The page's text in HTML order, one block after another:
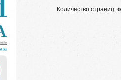
Количество страниц: